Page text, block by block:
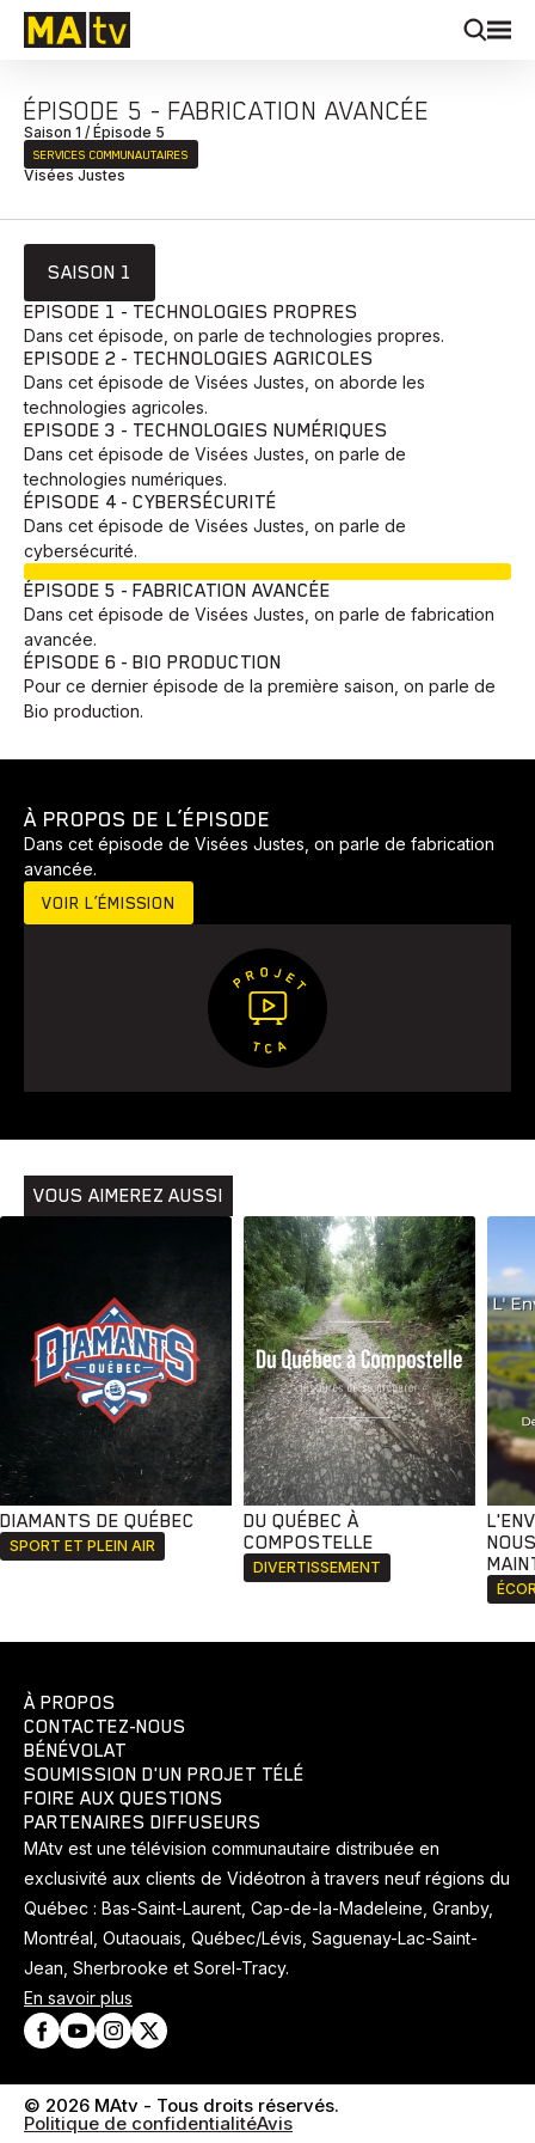
Développement Histoires Pêche Santé Sport
Voyage Yoga
ÉPISODE 5 - FABRICATION AVANCÉE
Saison 1 / Épisode 5
SERVICES COMMUNAUTAIRES
Visées Justes
SAISON 1
EPISODE 1 - TECHNOLOGIES PROPRES
Dans cet épisode, on parle de technologies propres.
EPISODE 2 - TECHNOLOGIES AGRICOLES
Dans cet épisode de Visées Justes, on aborde les
technologies agricoles.
EPISODE 3 - TECHNOLOGIES NUMÉRIQUES
Dans cet épisode de Visées Justes, on parle de
technologies numériques.
ÉPISODE 4 - CYBERSÉCURITÉ
Dans cet épisode de Visées Justes, on parle de
cybersécurité.
ÉPISODE 5 - FABRICATION AVANCÉE
Dans cet épisode de Visées Justes, on parle de fabrication
avancée.
ÉPISODE 6 - BIO PRODUCTION
Pour ce dernier épisode de la première saison, on parle de
Bio production.
À PROPOS DE L’ÉPISODE
Dans cet épisode de Visées Justes, on parle de fabrication
avancée.
VOIR L’ÉMISSION
VOUS AIMEREZ AUSSI
DIAMANTS DE QUÉBEC
SPORT ET PLEIN AIR
DU QUÉBEC À
COMPOSTELLE
DIVERTISSEMENT
À PROPOS
CONTACTEZ-NOUS
BÉNÉVOLAT
SOUMISSION D'UN PROJET TÉLÉ
FOIRE AUX QUESTIONS
PARTENAIRES DIFFUSEURS
MAtv est une télévision communautaire distribuée en
exclusivité aux clients de Vidéotron à travers neuf régions du
Québec : Bas-Saint-Laurent, Cap-de-la-Madeleine, Granby,
Montréal, Outaouais, Québec/Lévis, Saguenay-Lac-Saint-
Jean, Sherbrooke et Sorel-Tracy.
En savoir plus
© 2026 MAtv - Tous droits réservés.
Politique de confidentialitéAvis